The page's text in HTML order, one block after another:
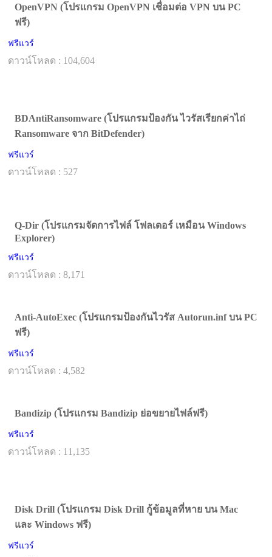
OpenVPN (โปรแกรม OpenVPN เชื่อมต่อ VPN บน PC
ฟรี)
ฟรีแวร์
ดาวน์โหลด : 104,604
BDAntiRansomware (โปรแกรมป้องกัน ไวรัสเรียกค่าไถ่
Ransomware จาก BitDefender)
ฟรีแวร์
ดาวน์โหลด : 527
Q-Dir (โปรแกรมจัดการไฟล์ โฟลเดอร์ เหมือน Windows
Explorer)
ฟรีแวร์
ดาวน์โหลด : 8,171
Anti-AutoExec (โปรแกรมป้องกันไวรัส Autorun.inf บน PC
ฟรี)
ฟรีแวร์
ดาวน์โหลด : 4,582
Bandizip (โปรแกรม Bandizip ย่อขยายไฟล์ฟรี)
ฟรีแวร์
ดาวน์โหลด : 11,135
Disk Drill (โปรแกรม Disk Drill กู้ข้อมูลที่หาย บน Mac
และ Windows ฟรี)
ฟรีแวร์